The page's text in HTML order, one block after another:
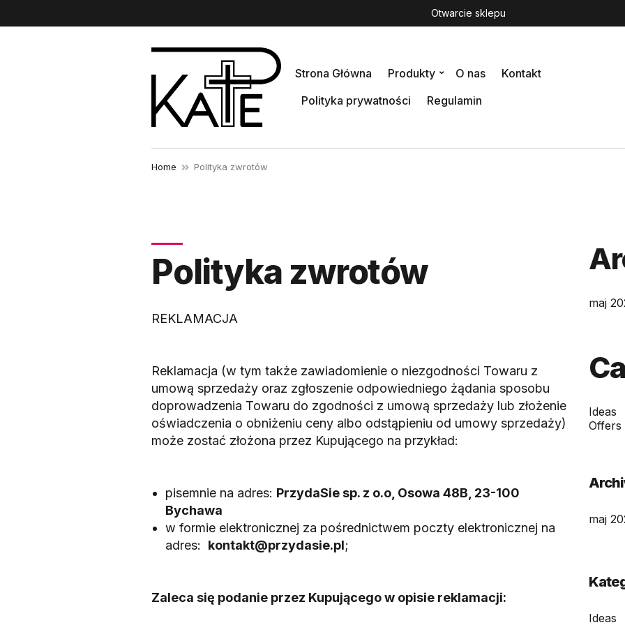
Otwarcie sklepu
Strona Główna Produkty O nas
Kontakt
Polityka prywatności
Regulamin
Home Polityka zwrotów
Polityka zwrotów
REKLAMACJA
Reklamacja (w tym także zawiadomienie o niezgodności Towaru z
umową sprzedaży oraz zgłoszenie odpowiedniego żądania sposobu
doprowadzenia Towaru do zgodności z umową sprzedaży lub złożenie
oświadczenia o obniżeniu ceny albo odstąpieniu od umowy sprzedaży)
może zostać złożona przez Kupującego na przykład:
pisemnie na adres: PrzydaSie sp. z o.o, Osowa 48B, 23-100
Bychawa
w formie elektronicznej za pośrednictwem poczty elektronicznej na
adres: kontakt@przydasie.pl;
Zaleca się podanie przez Kupującego w opisie reklamacji:
maj
Ideas
Offers
maj
Ideas